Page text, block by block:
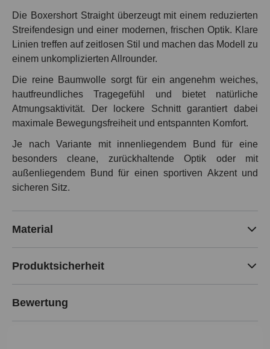
Die Boxershort Straight überzeugt mit einem reduzierten
Streifendesign und einer modernen, frischen Optik. Klare
Linien treffen auf zeitlosen Stil und machen das Modell zu
einem unkomplizierten Allrounder.
Die reine Baumwolle sorgt für ein angenehm weiches,
hautfreundliches Tragegefühl und bietet natürliche
Atmungsaktivität. Der lockere Schnitt garantiert dabei
maximale Bewegungsfreiheit und entspannten Komfort.
Je nach Variante mit innenliegendem Bund für eine
besonders cleane, zurückhaltende Optik oder mit
außenliegendem Bund für einen sportiven Akzent und
sicheren Sitz.
Material
Produktsicherheit
Bewertung